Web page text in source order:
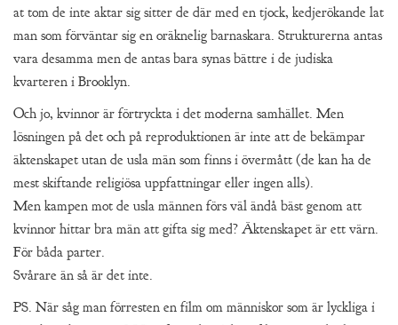
at tom de inte aktar sig sitter de där med en tjock, kedjerökande lat
man som förväntar sig en oräknelig barnaskara. Strukturerna antas
vara desamma men de antas bara synas bättre i de judiska
kvarteren i Brooklyn.
Och jo, kvinnor är förtryckta i det moderna samhället. Men
lösningen på det och på reproduktionen är inte att de bekämpar
äktenskapet utan de usla män som finns i övermått (de kan ha de
mest skiftande religiösa uppfattningar eller ingen alls).
Men kampen mot de usla männen förs väl ändå bäst genom att
kvinnor hittar bra män att gifta sig med? Äktenskapet är ett värn.
För båda parter.
Svårare än så är det inte.
PS. När såg man förresten en film om människor som är lyckliga i